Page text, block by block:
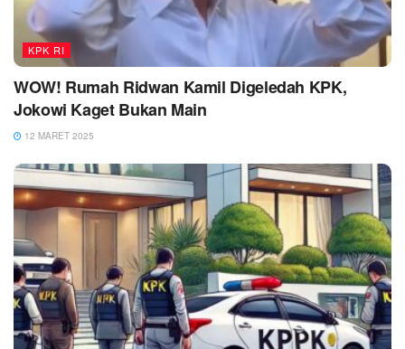
KPK RI
WOW! Rumah Ridwan Kamil Digeledah KPK,
Jokowi Kaget Bukan Main
12 MARET 2025